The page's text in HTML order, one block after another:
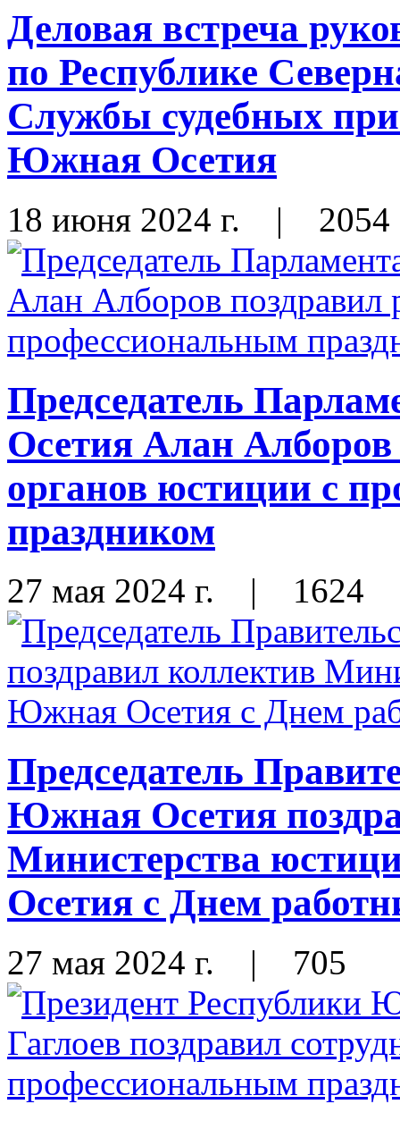
Деловая встреча
по Республике
Службы судебных
Южная Осетия
18 июня 2024 г. | 2054
Председатель
Осетия Алан Алборов
органов юстиции с
праздником
27 мая 2024 г. | 1624
Председатель
Южная Осетия
Министерства
Осетия с Днем
27 мая 2024 г. | 705